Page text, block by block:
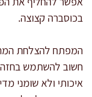
בכוסברה קצוצה.
המפתח להצלחת
חשוב להשתמש בחזה